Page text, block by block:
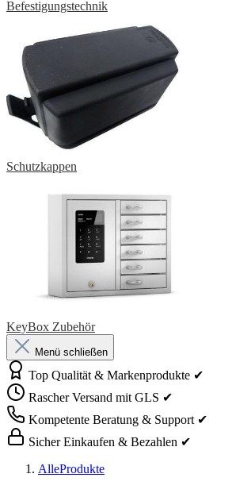
Befestigungstechnik
Schutzkappen
KeyBox Zubehör
Menü schließen
Top Qualität & Markenprodukte ✔
Rascher Versand mit GLS ✔
Kompetente Beratung & Support ✔
Sicher Einkaufen & Bezahlen ✔
AlleProdukte